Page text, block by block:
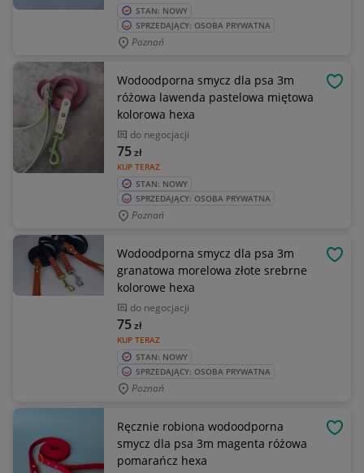
STAN: NOWY
SPRZEDAJĄCY: OSOBA PRYWATNA
Poznań
Wodoodporna smycz dla psa 3m
różowa lawenda pastelowa miętowa
kolorowa hexa
do negocjacji
KUP TERAZ
75zł
STAN: NOWY
SPRZEDAJĄCY: OSOBA PRYWATNA
Poznań
Wodoodporna smycz dla psa 3m
granatowa morelowa złote srebrne
kolorowe hexa
do negocjacji
KUP TERAZ
75zł
STAN: NOWY
SPRZEDAJĄCY: OSOBA PRYWATNA
Poznań
Ręcznie robiona wodoodporna
smycz dla psa 3m magenta różowa
pomarańcz hexa